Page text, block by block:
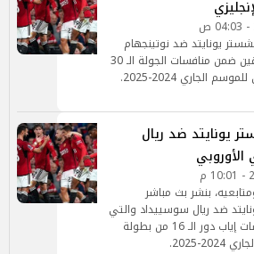
يونايتد ضد نوتينجهام
فورست، والتي تجمع الفريقين ضمن منافسات الجولة الـ 30
الجاري 2024-2025.
يونايتد ضد ريال
بنشر بث مباشر
ضد ريال سوسييداد والتي
تجمع الفريقين، ضمن منافسات إياب دور الـ 16 من بطولة
2025.